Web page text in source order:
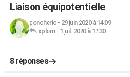
Liaison équipotentielle
poncheric - 29 juin 2020 à 14:09
xplom- 1 juil. 2020 à 17:30
8 réponses